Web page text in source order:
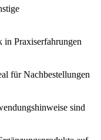
in Praxiserfahrungen
für Nachbestellungen
sind